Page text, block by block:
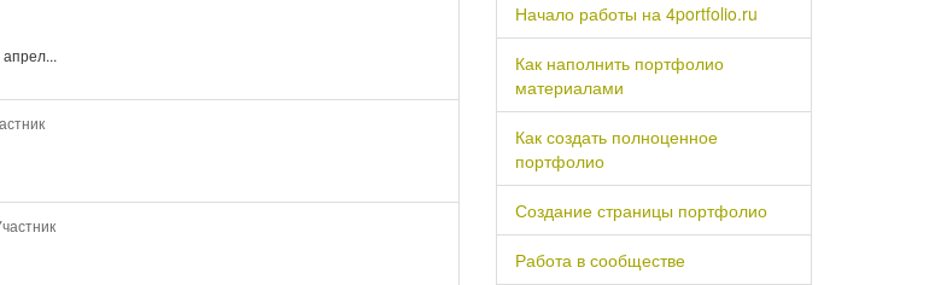
Начало работы на 4portfolio.ru
Как наполнить портфолио
материалами
Как создать полноценное
портфолио
Создание страницы портфолио
Работа в сообществе